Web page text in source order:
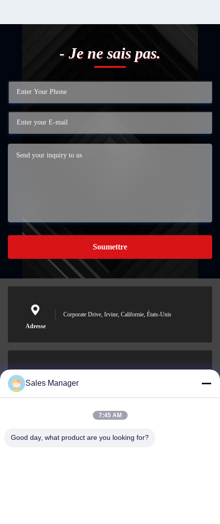
- Je ne sais pas.
Soumettre
Adresse
Corporate Drive, Irvine, Californie, États-Unis
001-512-7443871
Sales Manager
7:45 AM
Good day, what product are you looking for?